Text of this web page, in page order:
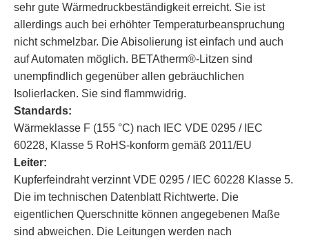
sehr gute Wärmedruckbeständigkeit erreicht. Sie ist
allerdings auch bei erhöhter Temperaturbeanspruchung
nicht schmelzbar. Die Abisolierung ist einfach und auch
auf Automaten möglich. BETAtherm®-Litzen sind
unempfindlich gegenüber allen gebräuchlichen
Isolierlacken. Sie sind flammwidrig.
Standards:
Wärmeklasse F (155 °C) nach IEC VDE 0295 / IEC
60228, Klasse 5 RoHS-konform gemäß 2011/EU
Leiter:
Kupferfeindraht verzinnt VDE 0295 / IEC 60228 Klasse 5.
Die im technischen Datenblatt Richtwerte. Die
eigentlichen Querschnitte können angegebenen Maße
sind abweichen. Die Leitungen werden nach